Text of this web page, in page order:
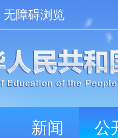
无障碍浏览
新闻 公